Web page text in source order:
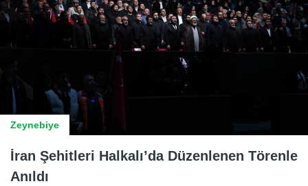
Zeynebiye
İran Şehitleri Halkalı’da Düzenlenen Törenle
Anıldı